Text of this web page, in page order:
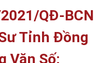
QĐ-BCN
Tỉnh Đồng
Văn Số: